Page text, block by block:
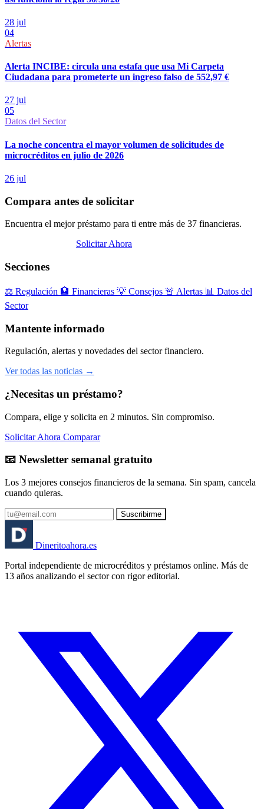
28 jul
04
Alertas
Alerta INCIBE: circula una estafa que usa Mi Carpeta
Ciudadana para prometerte un ingreso falso de 552,97 €
27 jul
05
Datos del Sector
La noche concentra el mayor volumen de solicitudes de
microcréditos en julio de 2026
26 jul
Compara antes de solicitar
Encuentra el mejor préstamo para ti entre más de 37 financieras.
Solicitar Ahora
Secciones
⚖️ Regulación 🏦 Financieras 💡 Consejos 🚨 Alertas 📊 Datos del
Sector
Mantente informado
Regulación, alertas y novedades del sector financiero.
Ver todas las noticias →
¿Necesitas un préstamo?
Compara, elige y solicita en 2 minutos. Sin compromiso.
Solicitar Ahora Comparar
📧 Newsletter semanal gratuito
Los 3 mejores consejos financieros de la semana. Sin spam, cancela
cuando quieras.
Suscribirme
Dineritoahora.es
Portal independiente de microcréditos y préstamos online. Más de
13 años analizando el sector con rigor editorial.